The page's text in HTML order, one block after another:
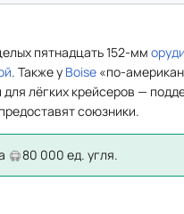
пятнадцать 152-мм
. Также у Boise «по-
лёгких крейсеров —
союзники.
80 000 ед. угля.